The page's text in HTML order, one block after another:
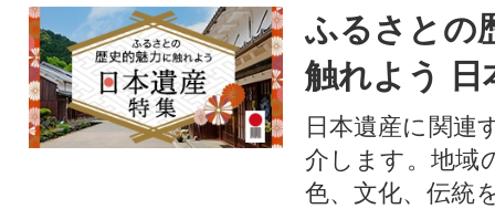
ふるさとの
触れよう 日
日本遺産に関連
介します。地域
色、文化、伝統